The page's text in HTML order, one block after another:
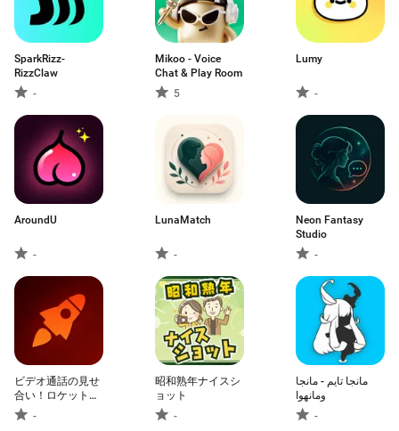
SparkRizz-
RizzClaw
-
Mikoo - Voice
Chat & Play Room
5
Lumy
-
AroundU
-
LunaMatch
-
Neon Fantasy
Studio
-
ビデオ通話の見せ
合い！ロケットの
ビデオチャットで
目標達成
-
昭和熟年ナイスシ
ョット
-
مانجا تايم - مانجا
ومانهوا
-